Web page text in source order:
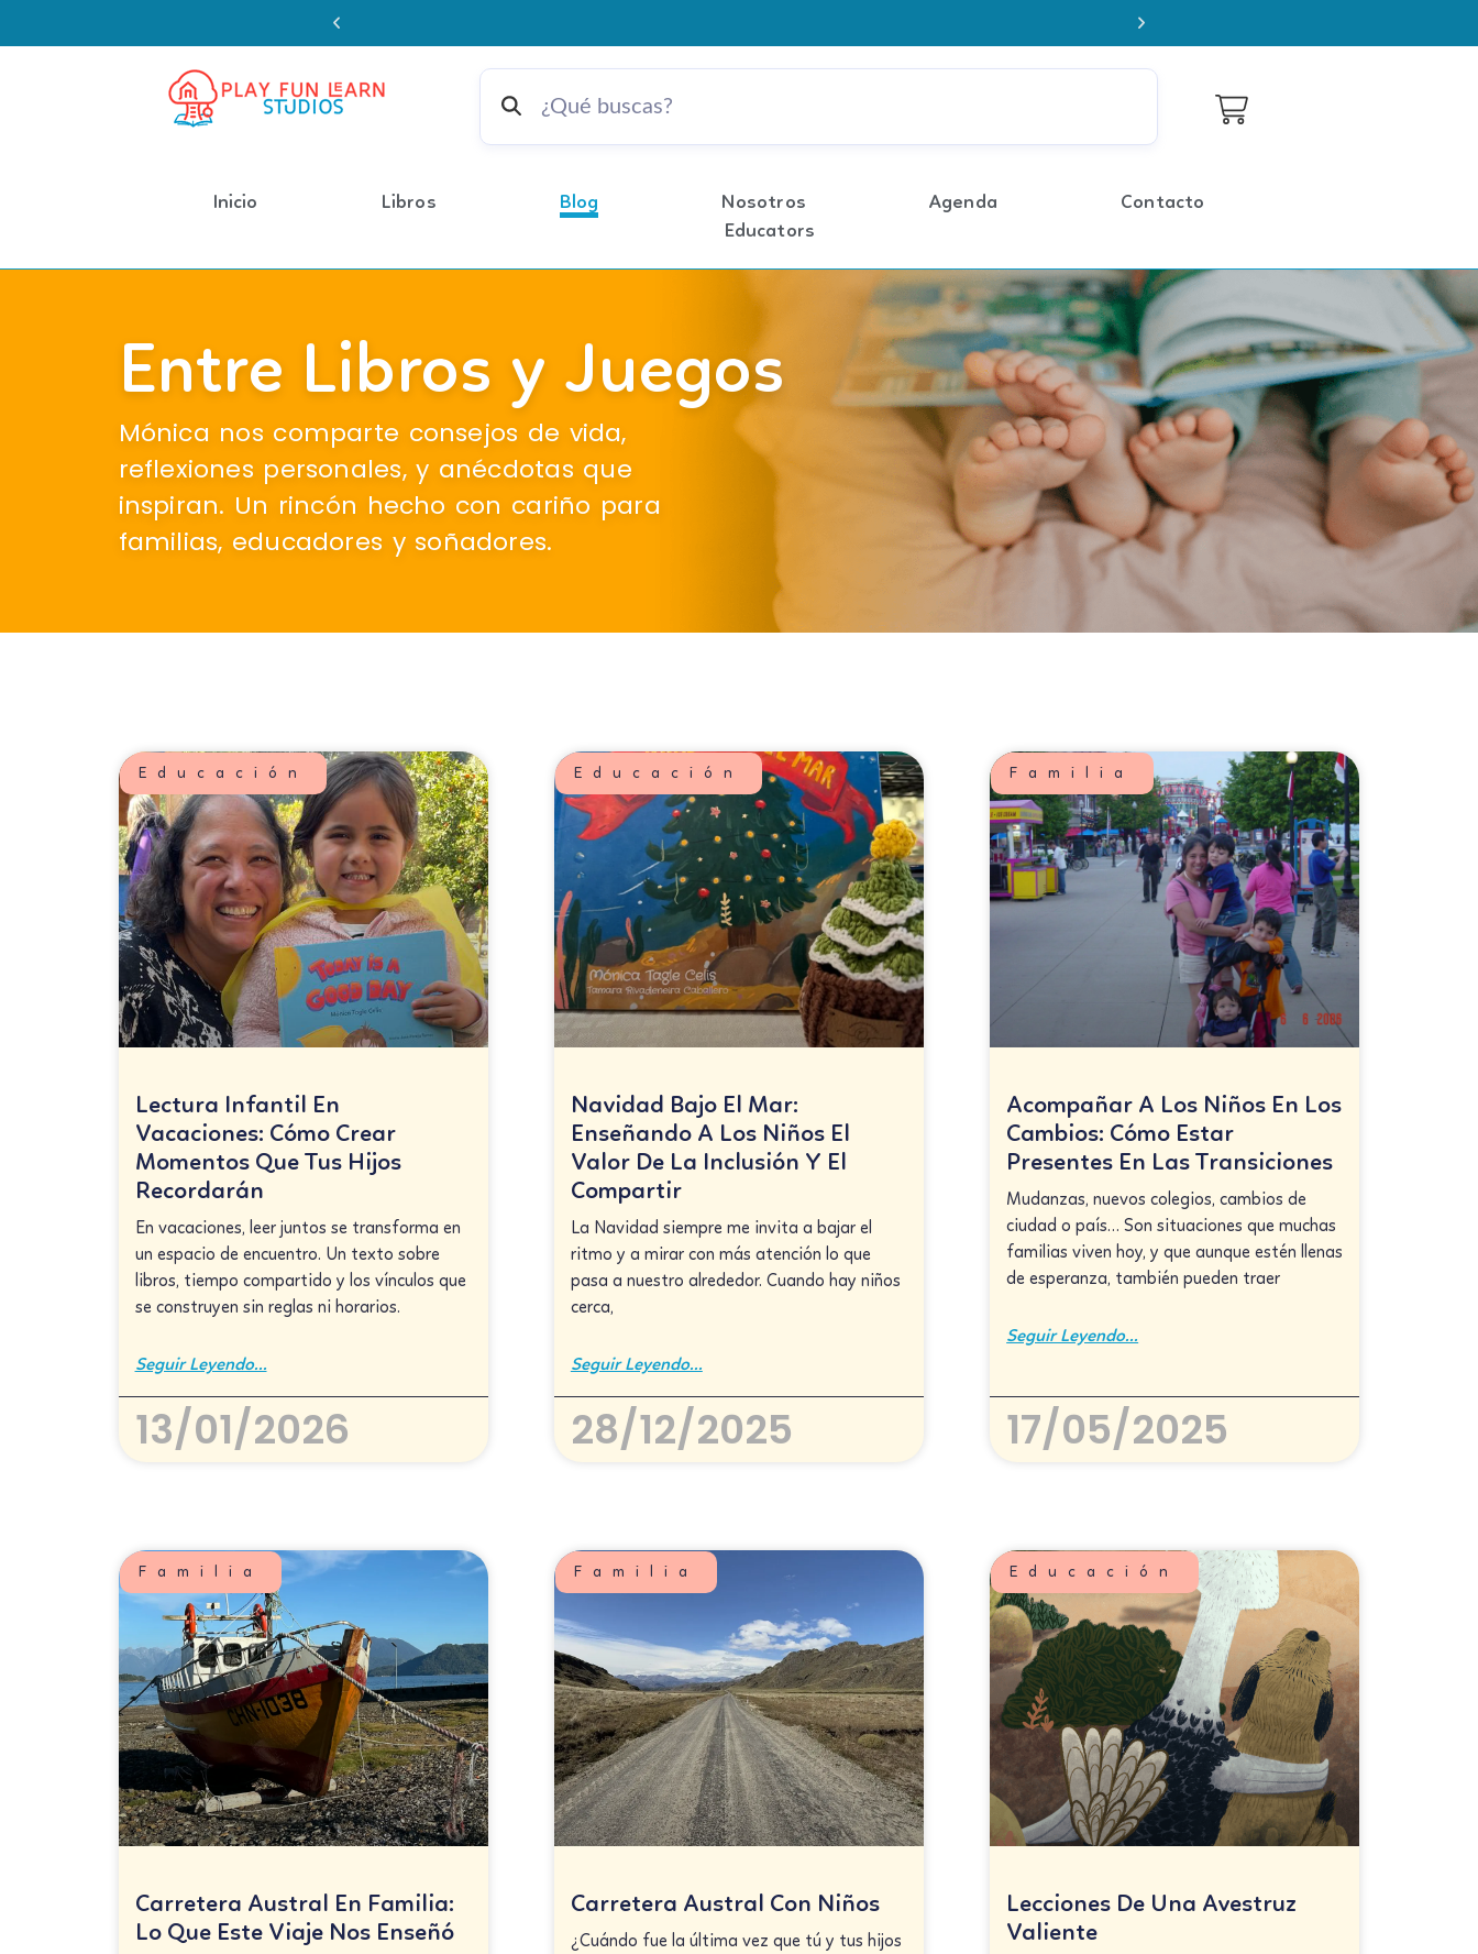
Enviamos a todo Chile Envío Gratis RM en compras
Inicio Libros Blog Nosotros Agenda
Contacto
Educators
Entre Libros y Juegos
Mónica nos comparte consejos de vida,
reflexiones personales, y anécdotas que
inspiran. Un rincón hecho con cariño para
familias, educadores y soñadores.
Educación
Lectura Infantil En
Vacaciones: Cómo Crear
Momentos Que Tus Hijos
Recordarán
En vacaciones, leer juntos se transforma en
un espacio de encuentro. Un texto sobre
libros, tiempo compartido y los vínculos que
se construyen sin reglas ni horarios.
Seguir Leyendo...
13/01/2026
Educación
Navidad Bajo El Mar:
Enseñando A Los Niños El
Valor De La Inclusión Y El
Compartir
La Navidad siempre me invita a bajar el
ritmo y a mirar con más atención lo que
pasa a nuestro alrededor. Cuando hay niños
cerca,
Seguir Leyendo...
28/12/2025
Familia
Acompañar A Los Niños En Los
Cambios: Cómo Estar
Presentes En Las Transiciones
Mudanzas, nuevos colegios, cambios de
ciudad o país… Son situaciones que muchas
familias viven hoy, y que aunque estén llenas
de esperanza, también pueden traer
Seguir Leyendo...
17/05/2025
Familia
Carretera Austral En Familia:
Lo Que Este Viaje Nos Enseñó
Familia
Carretera Austral Con Niños
¿Cuándo fue la última vez que tú y tus hijos
Educación
Lecciones De Una Avestruz
Valiente